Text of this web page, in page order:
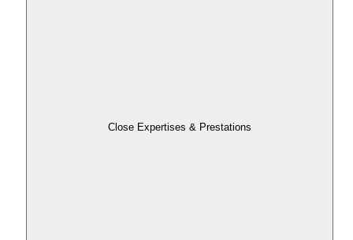
Close Expertises & Prestations